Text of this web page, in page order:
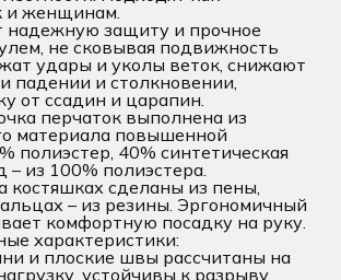
и женщинам.
надежную защиту и прочное
не сковывая подвижность
удары и уколы веток, снижают
падении и столкновении,
от ссадин и царапин.
перчаток выполнена из
материала повышенной
полиэстер, 40% синтетическая
– из 100% полиэстера.
костяшках сделаны из пены,
– из резины. Эргономичный
комфортную посадку на руку.
характеристики:
и плоские швы рассчитаны на
устойчивы к разрыву